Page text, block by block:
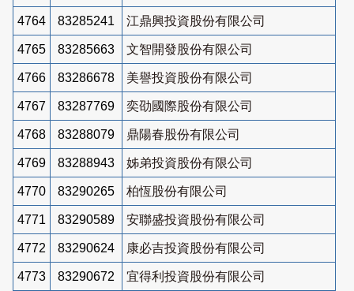
4764 83285241 江鼎興投資股份有限公司
4765 83285663 文智開發股份有限公司
4766 83286678 美譽投資股份有限公司
4767 83287769 奕劭國際股份有限公司
4768 83288079 鼎陽春股份有限公司
4769 83288943 姊弟投資股份有限公司
4770 83290265 柏恆股份有限公司
4771 83290589 安聯盛投資股份有限公司
4772 83290624 康必吉投資股份有限公司
4773 83290672 宜得利投資股份有限公司